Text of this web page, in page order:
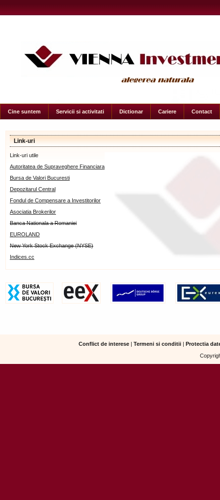
Cine suntem Servicii si activitati Dictionar Cariere Contact
Link-uri
Link-uri utile
Autoritatea de Supraveghere Financiara
Bursa de Valori Bucuresti
Depozitarul Central
Fondul de Compensare a Investitorilor
Asociatia Brokerilor
Banca Nationala a Romaniei
EUROLAND
New York Stock Exchange (NYSE)
Indices.cc
Conflict de interese| Termeni si conditii| Protectia